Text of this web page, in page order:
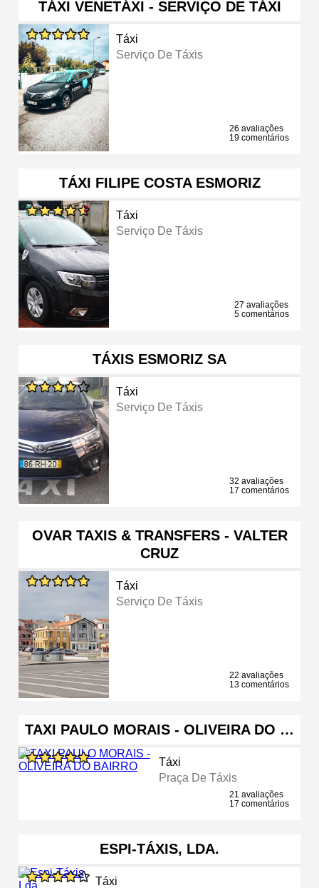
TÁXI VENETÁXI - SERVIÇO DE TÁXI
Táxi
Serviço De Táxis
26 avaliações
19 comentários
TÁXI FILIPE COSTA ESMORIZ
Táxi
Serviço De Táxis
27 avaliações
5 comentários
TÁXIS ESMORIZ SA
Táxi
Serviço De Táxis
32 avaliações
17 comentários
OVAR TAXIS & TRANSFERS - VALTER
CRUZ
Táxi
Serviço De Táxis
22 avaliações
13 comentários
TAXI PAULO MORAIS - OLIVEIRA DO …
Táxi
Praça De Táxis
21 avaliações
17 comentários
ESPI-TÁXIS, LDA.
Táxi